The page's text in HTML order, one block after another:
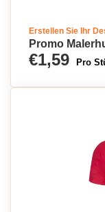
Erstellen Sie Ihr
Promo
€1,59 Pro